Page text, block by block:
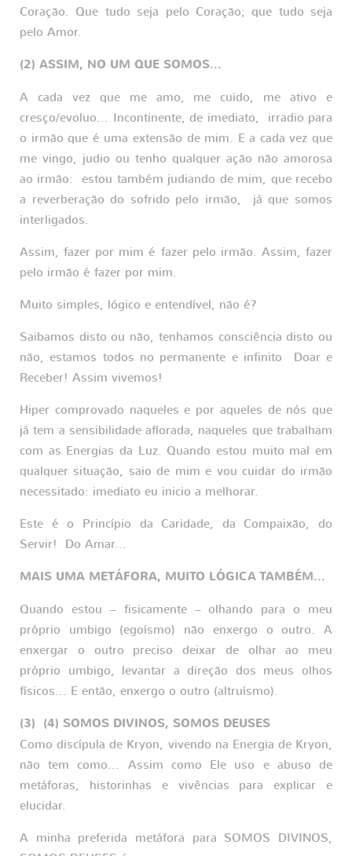
Coração. Que tudo seja pelo Coração; que tudo seja
pelo Amor.
(2) ASSIM, NO UM QUE SOMOS...
A cada vez que me amo, me cuido, me ativo e
cresço/evoluo... Incontinente, de imediato, irradio para
o irmão que é uma extensão de mim. E a cada vez que
me vingo, judio ou tenho qualquer ação não amorosa
ao irmão: estou também judiando de mim, que recebo
a reverberação do sofrido pelo irmão, já que somos
interligados.
Assim, fazer por mim é fazer pelo irmão. Assim, fazer
pelo irmão é fazer por mim.
Muito simples, lógico e entendível, não é?
Saibamos disto ou não, tenhamos consciência disto ou
não, estamos todos no permanente e infinito Doar e
Receber! Assim vivemos!
Hiper comprovado naqueles e por aqueles de nós que
já tem a sensibilidade aflorada, naqueles que trabalham
com as Energias da Luz. Quando estou muito mal em
qualquer situação, saio de mim e vou cuidar do irmão
necessitado: imediato eu inicio a melhorar.
Este é o Princípio da Caridade, da Compaixão, do
Servir! Do Amar...
MAIS UMA METÁFORA, MUITO LÓGICA TAMBÉM...
Quando estou – fisicamente – olhando para o meu
próprio umbigo (egoísmo) não enxergo o outro. A
enxergar o outro preciso deixar de olhar ao meu
próprio umbigo, levantar a direção dos meus olhos
físicos... E então, enxergo o outro (altruísmo).
(3) (4) SOMOS DIVINOS, SOMOS DEUSES
Como discípula de Kryon, vivendo na Energia de Kryon,
não tem como... Assim como Ele uso e abuso de
metáforas, historinhas e vivências para explicar e
elucidar.
A minha preferida metáfora para SOMOS DIVINOS,